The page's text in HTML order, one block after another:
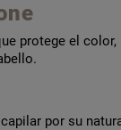
protege el color,
por su